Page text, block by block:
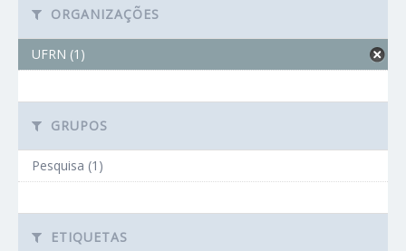
ORGANIZAÇÕES
UFRN (1)
GRUPOS
Pesquisa (1)
ETIQUETAS